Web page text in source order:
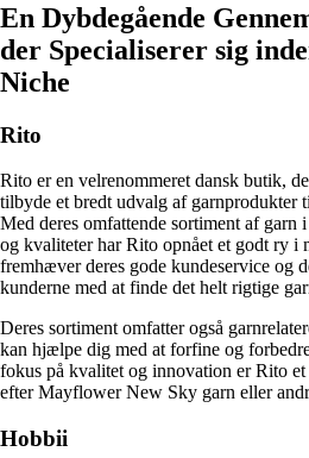
En Dybdegående
der Specialiserer sig
Niche
Rito
Rito er en velrenommeret dansk butik,
tilbyde et bredt udvalg af garnprodukter
Med deres omfattende sortiment af garn
og kvaliteter har Rito opnået et godt ry i
fremhæver deres gode kundeservice og
kunderne med at finde det helt rigtige
Deres sortiment omfatter også
kan hjælpe dig med at forfine og
fokus på kvalitet og innovation er Rito
efter Mayflower New Sky garn eller
Hobbii